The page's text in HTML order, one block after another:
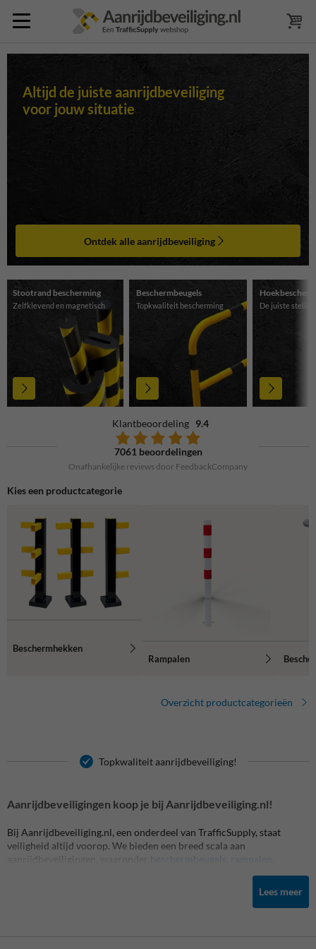
Altijd de juiste aanrijdbeveiliging
voor jouw situatie
Ontdek alle aanrijdbeveiliging
Stootrand bescherming
Zelfklevend en magnetisch
Beschermbeugels
Topkwaliteit bescherming De juiste
Klantbeoordeling 9.4
7061 beoordelingen
Onafhankelijke reviews door FeedbackCompany
Kies een productcategorie
Beschermhekken
Rampalen
Overzicht productcategorieën
Topkwaliteit aanrijdbeveiliging!
Aanrijdbeveiligingen koop je bij Aanrijdbeveiliging.nl!
Bij Aanrijdbeveiliging.nl, een onderdeel van TrafficSupply, staat
veiligheid altijd voorop. We bieden een breed scala aan
aanrijdbeveiligingen, waaronder beschermbeugels rampalen
meer, die allemaal zijn ontworpen om jouw binnen- of buitenterrein
veilig en beschermd te houden. Onze producten zijn gemaakt van
Lees meer